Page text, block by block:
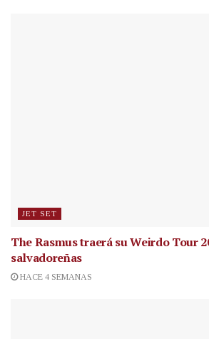
JET SET
The Rasmus traerá su Weirdo Tour
salvadoreñas
HACE 4 SEMANAS